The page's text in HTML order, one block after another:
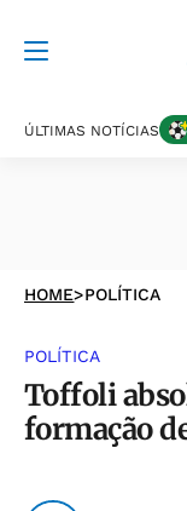
ÚLTIMAS NOTÍCIAS
HOME>POLÍTICA
POLÍTICA
Toffoli
formação